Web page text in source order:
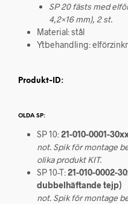
SP 20 fästs med
4,2×16 mm), 2 st.
Material: stål
Ytbehandling:
Produkt-ID:
OLDA SP:
SP 10:21-010-0001-
not. Spik för montage
olika produkt KIT.
SP 10-T:21-010-0002-
dubbelhäftande tejp)
not. Spik för montage